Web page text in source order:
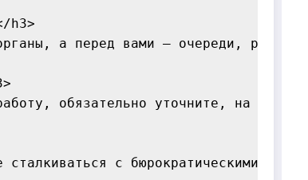
h3>
а перед вами — очереди,
обязательно уточните, на
сталкиваться с бюрократическими